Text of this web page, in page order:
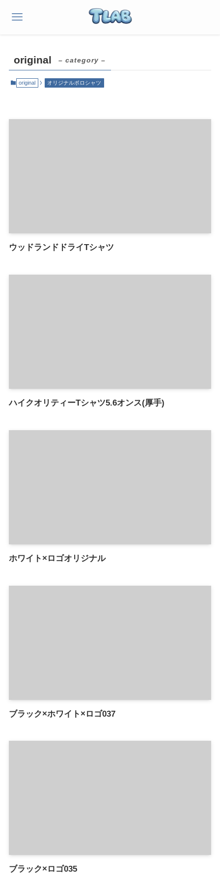
original – category –
original オリジナルポロシャツ
ウッドランドドライTシャツ
ハイクオリティーTシャツ5.6オンス(厚手)
ホワイト×ロゴオリジナル
ブラック×ホワイト×ロゴ037
ブラック×ロゴ035